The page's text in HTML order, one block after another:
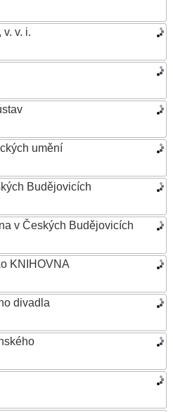
v. i.
umění
Budějovicích
v Českých Budějovicích
KNIHOVNA
divadla